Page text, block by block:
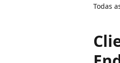
Todas